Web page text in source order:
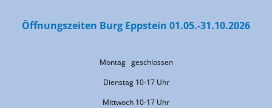
Öffnungszeiten Burg Eppstein 01.05.-31.10.2026
Montag geschlossen
Dienstag 10-17 Uhr
Mittwoch 10-17 Uhr